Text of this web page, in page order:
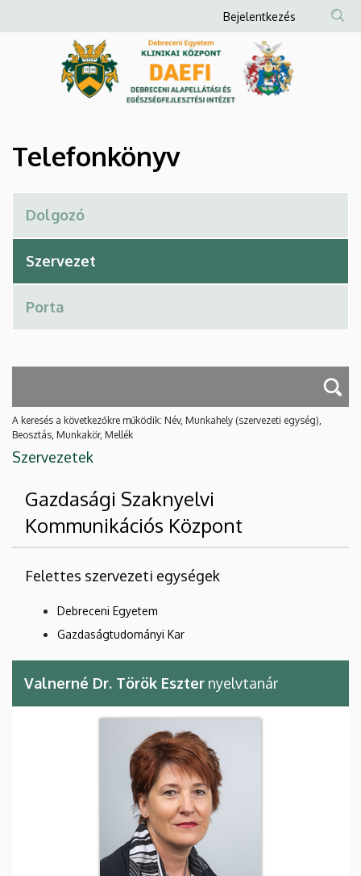
Debreceni
és
Egészségfejlesztési
Intézet
a
Anonim
Felhasználói
fiók
menüje
Bejelentkezés
Telefonkönyv
A keresés a következőkre működik: Név, Munkahely (szervezeti egység),
Beosztás, Munkakör, Mellék
Szervezetek
Gazdasági Szaknyelvi
Kommunikációs Központ
Felettes szervezeti egységek
Debreceni Egyetem
Gazdaságtudományi Kar
Valnerné Dr. Török Eszter nyelvtanár